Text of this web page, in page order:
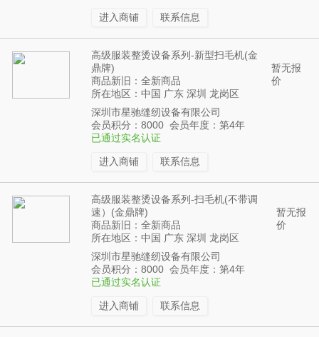
进入商铺 联系信息
高级服装整烫设备系列-新型扫毛机(金
鼎牌)
商品新旧：全新商品
所在地区：中国 广东 深圳 龙岗区
暂无报
价
深圳市星驰缝纫设备有限公司
会员积分：8000 会员年度：第4年
已通过实名认证
进入商铺 联系信息
高级服装整烫设备系列-扫毛机(不带调
速）(金鼎牌)
商品新旧：全新商品
所在地区：中国 广东 深圳 龙岗区
暂无报
价
深圳市星驰缝纫设备有限公司
会员积分：8000 会员年度：第4年
已通过实名认证
进入商铺 联系信息